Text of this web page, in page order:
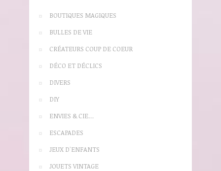
BOUTIQUES MAGIQUES
BULLES DE VIE
CRÉATEURS COUP DE COEUR
DÉCO ET DÉCLICS
DIVERS
DIY
ENVIES & CIE…
ESCAPADES
JEUX D'ENFANTS
JOUETS VINTAGE